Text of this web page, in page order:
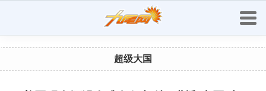
超级大国